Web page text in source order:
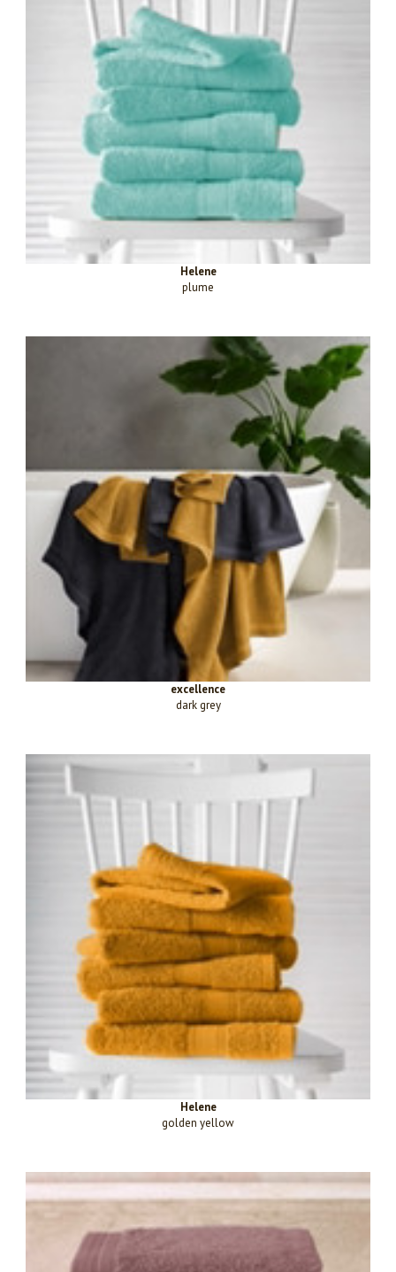
Helene
plume
excellence
dark grey
Helene
golden yellow